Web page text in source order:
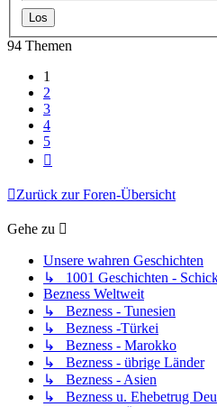
94 Themen
1
2
3
4
5
Zurück zur Foren-Übersicht
Gehe zu
Unsere wahren Geschichten
↳ 1001 Geschichten -
Bezness Weltweit
↳ Bezness - Tunesien
↳ Bezness -Türkei
↳ Bezness - Marokko
↳ Bezness - übrige Länder
↳ Bezness - Asien
↳ Bezness u. Ehebetrug